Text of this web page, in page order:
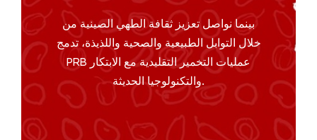
بينما نواصل تعزيز ثقافة الطهي الصينية من
خلال التوابل الطبيعية والصحية واللذيذة، تدمج
PRB عمليات التخمير التقليدية مع الابتكار
والتكنولوجيا الحديثة.